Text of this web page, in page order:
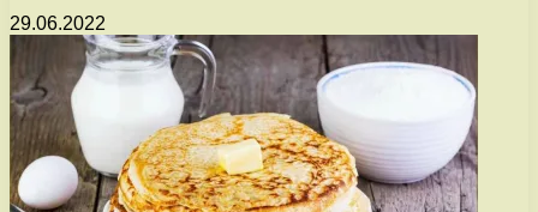
29.06.2022